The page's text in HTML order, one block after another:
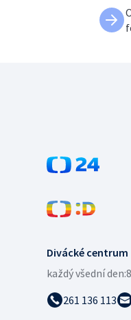
Divácké centrum
každý všední den:
261 136 113